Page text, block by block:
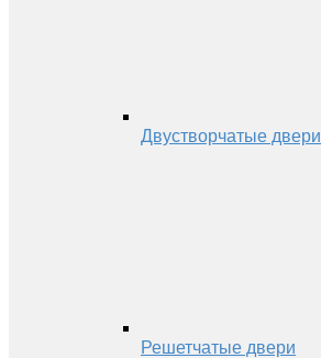
Двустворчатые двери
Решетчатые двери